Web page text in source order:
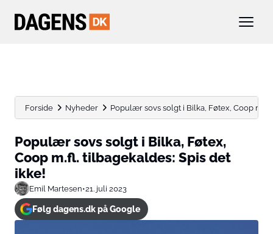
Forside Nyheder Populær sovs solgt i Bilka, Føtex, Coop m.fl.
Populær sovs solgt i Bilka, Føtex,
Coop m.fl. tilbagekaldes: Spis det
ikke!
Emil Martesen•21. juli 2023
Følg dagens.dk på Google